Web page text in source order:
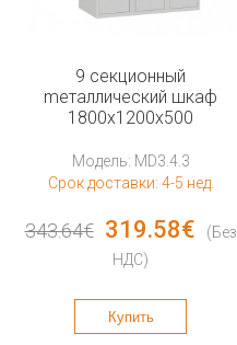
9 секционный
mеталлический шкаф
1800x1200x500
Модель: MD3.4.3
Срок доставки: 4-5 нед.
343.64€ 319.58€
(Без
НДС)
Купить